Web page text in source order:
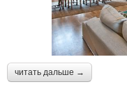
читать дальше →